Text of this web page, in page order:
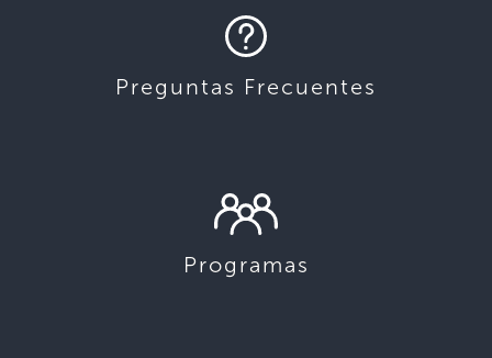
Preguntas Frecuentes
Programas